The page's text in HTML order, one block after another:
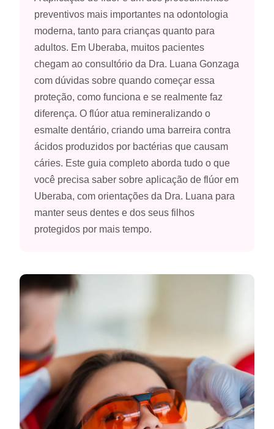
preventivos mais importantes na odontologia
moderna, tanto para crianças quanto para
adultos. Em Uberaba, muitos pacientes
chegam ao consultório da Dra. Luana Gonzaga
com dúvidas sobre quando começar essa
proteção, como funciona e se realmente faz
diferença. O flúor atua remineralizando o
esmalte dentário, criando uma barreira contra
ácidos produzidos por bactérias que causam
cáries. Este guia completo aborda tudo o que
você precisa saber sobre aplicação de flúor em
Uberaba, com orientações da Dra. Luana para
manter seus dentes e dos seus filhos
protegidos por mais tempo.